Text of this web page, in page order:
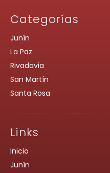
Categorías
Junín
La Paz
Rivadavia
San Martín
Santa Rosa
Links
Inicio
Junín